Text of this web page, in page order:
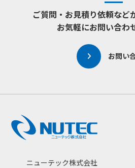
ご質問・お見積り依頼など
お気軽にお問い合わ
お問い
ニューテック株式会社